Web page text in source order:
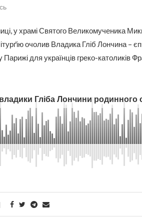
у храмі Святого Великомученика
очолив Владика Гліб Лончина –
для українців греко-католиків
Гліба Лончини родинного